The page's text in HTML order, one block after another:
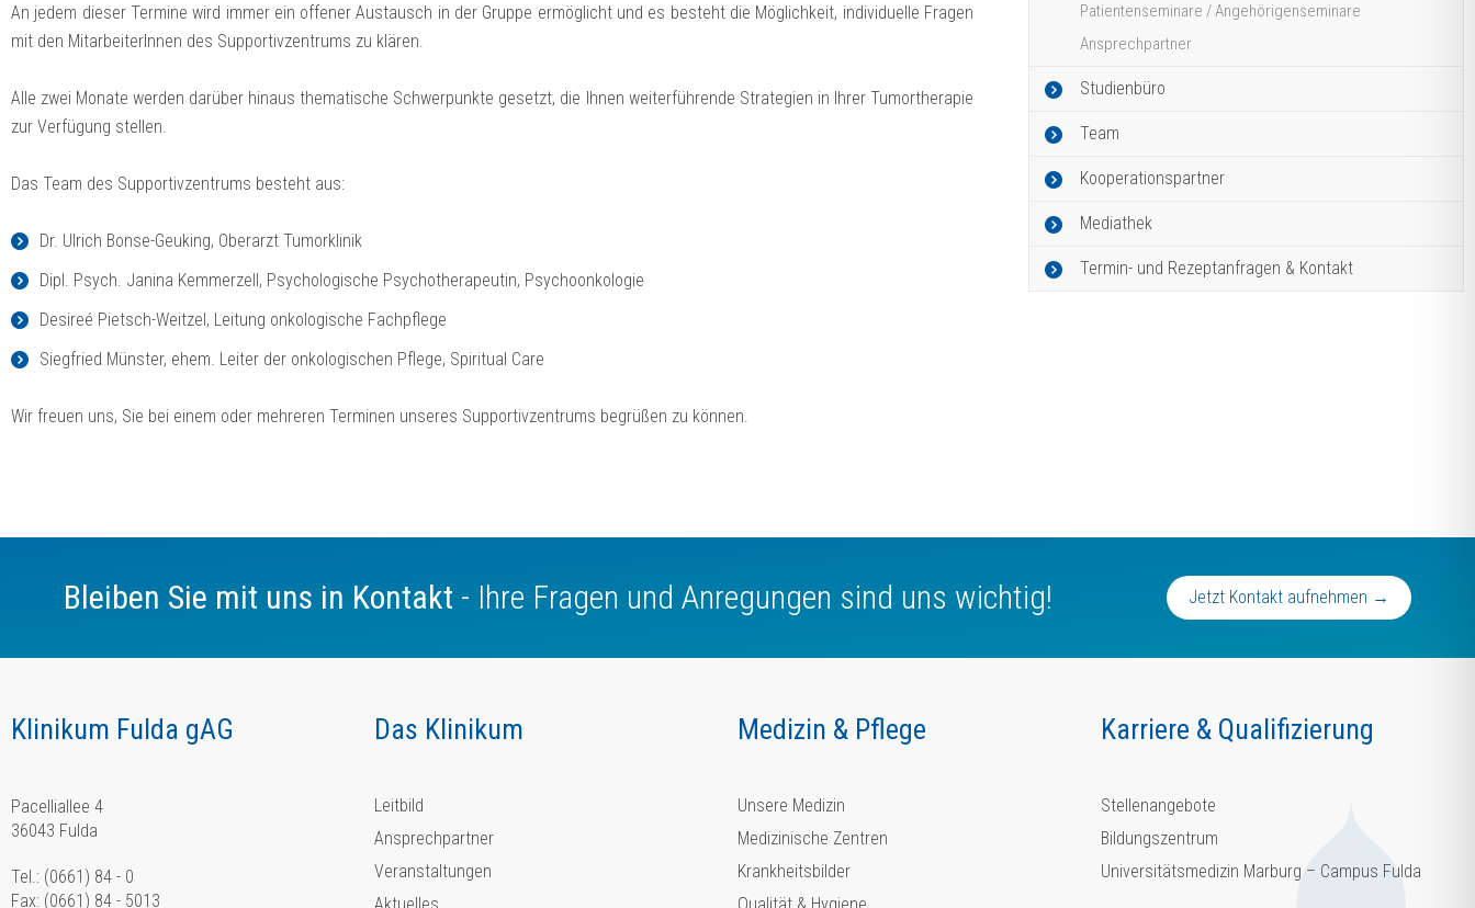
Patientenseminare / Angehörigenseminare
Ansprechpartner
Studienbüro
Team
Kooperationspartner
Mediathek
Termin- und Rezeptanfragen & Kontakt
An jedem dieser Termine wird immer ein offener Austausch in der Gruppe ermöglicht und es besteht die Möglichkeit, individuelle Fragen
mit den MitarbeiterInnen des Supportivzentrums zu klären.
Alle zwei Monate werden darüber hinaus thematische Schwerpunkte gesetzt, die Ihnen weiterführende Strategien in Ihrer Tumortherapie
zur Verfügung stellen.
Das Team des Supportivzentrums besteht aus:
Dr. Ulrich Bonse-Geuking, Oberarzt Tumorklinik
Dipl. Psych. Janina Kemmerzell, Psychologische Psychotherapeutin, Psychoonkologie
Desireé Pietsch-Weitzel, Leitung onkologische Fachpflege
Siegfried Münster, ehem. Leiter der onkologischen Pflege, Spiritual Care
Wir freuen uns, Sie bei einem oder mehreren Terminen unseres Supportivzentrums begrüßen zu können.
Bleiben Sie mit uns in Kontakt - Ihre Fragen und Anregungen sind uns wichtig! Jetzt Kontakt aufnehmen →
Klinikum Fulda gAG
Pacelliallee 4
36043 Fulda
Tel.: (0661) 84 - 0
Fax: (0661) 84 - 5013
Das Klinikum
Leitbild
Ansprechpartner
Veranstaltungen
Medizin & Pflege
Unsere Medizin
Medizinische Zentren
Krankheitsbilder
Karriere & Qualifizierung
Stellenangebote
Bildungszentrum
Universitätsmedizin Marburg – Campus Fulda